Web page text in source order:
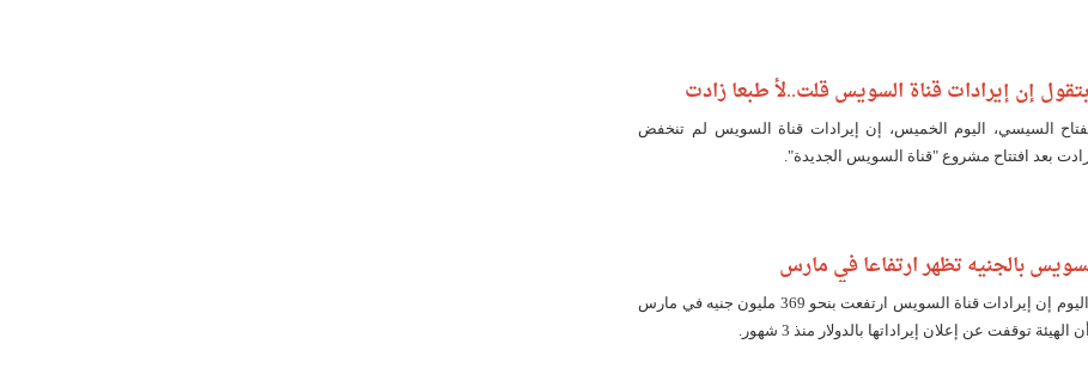
إن إيرادات قناة السويس قلت..لأ طبعا زادت
السيسي، اليوم الخميس، إن إيرادات قناة السويس لم تنخفض
بعد افتتاح مشروع "قناة السويس الجديدة".
بالجنيه تظهر ارتفاعا في مارس
قالت وكالة رويترز اليوم إن إيرادات قناة السويس ارتفعت بنحو 369 مليون جنيه في مارس
الهيئة توقفت عن إعلان إيراداتها بالدولار منذ 3 شهور.